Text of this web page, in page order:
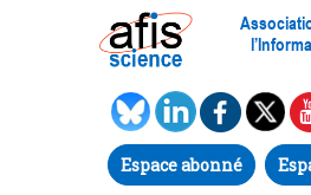
Espace abonné